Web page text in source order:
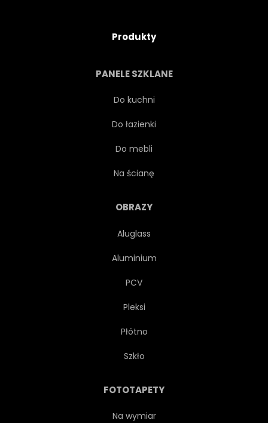
Produkty
PANELE SZKLANE
Do kuchni
Do łazienki
Do mebli
Na ścianę
OBRAZY
Aluglass
Aluminium
PCV
Pleksi
Płótno
Szkło
FOTOTAPETY
Na wymiar